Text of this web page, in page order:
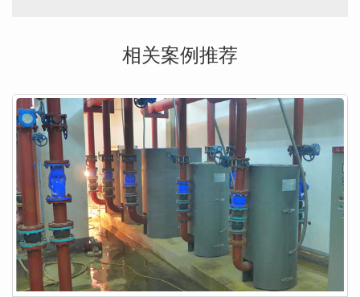
相关案例推荐